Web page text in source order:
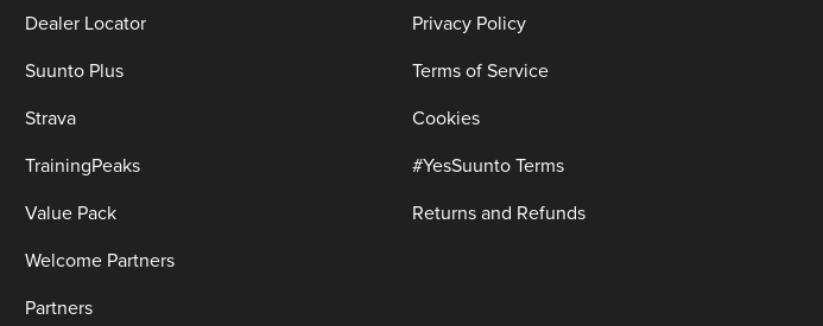
Dealer Locator
Suunto Plus
Strava
TrainingPeaks
Value Pack
Welcome Partners
Partners
Privacy Policy
Terms of Service
Cookies
#YesSuunto Terms
Returns and Refunds